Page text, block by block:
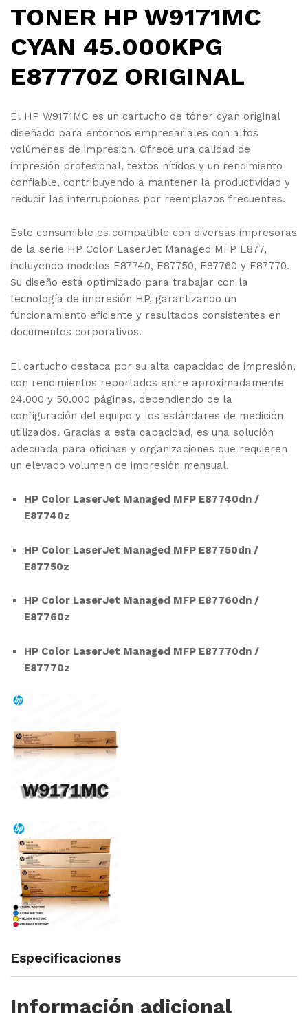
TONER HP W9171MC
CYAN 45.000KPG
E87770Z ORIGINAL
El HP W9171MC es un cartucho de tóner cyan original
diseñado para entornos empresariales con altos
volúmenes de impresión. Ofrece una calidad de
impresión profesional, textos nítidos y un rendimiento
confiable, contribuyendo a mantener la productividad y
reducir las interrupciones por reemplazos frecuentes.
Este consumible es compatible con diversas impresoras
de la serie HP Color LaserJet Managed MFP E877,
incluyendo modelos E87740, E87750, E87760 y E87770.
Su diseño está optimizado para trabajar con la
tecnología de impresión HP, garantizando un
funcionamiento eficiente y resultados consistentes en
documentos corporativos.
El cartucho destaca por su alta capacidad de impresión,
con rendimientos reportados entre aproximadamente
24.000 y 50.000 páginas, dependiendo de la
configuración del equipo y los estándares de medición
utilizados. Gracias a esta capacidad, es una solución
adecuada para oficinas y organizaciones que requieren
un elevado volumen de impresión mensual.
HP Color LaserJet Managed MFP E87740dn /
E87740z
HP Color LaserJet Managed MFP E87750dn /
E87750z
HP Color LaserJet Managed MFP E87760dn /
E87760z
HP Color LaserJet Managed MFP E87770dn /
E87770z
Especificaciones
Información adicional